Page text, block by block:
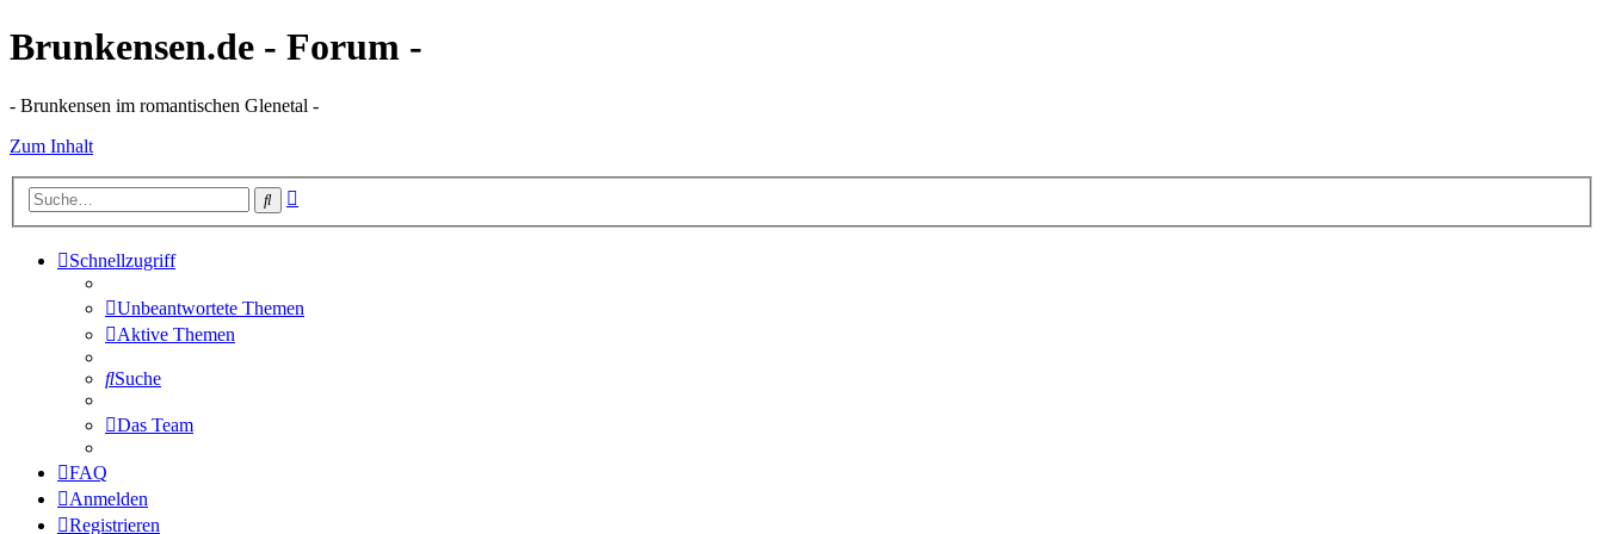
Brunkensen.de - Forum -
- Brunkensen im romantischen Glenetal -
Zum Inhalt
Suche
Schnellzugriff
Unbeantwortete Themen
Aktive Themen
Suche
Das Team
FAQ
Anmelden
Registrieren